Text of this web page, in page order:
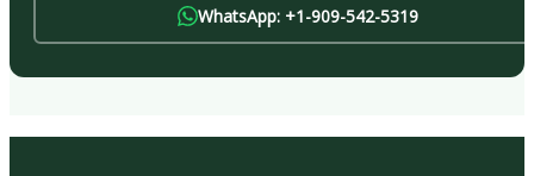
WhatsApp: +1-909-542-5319